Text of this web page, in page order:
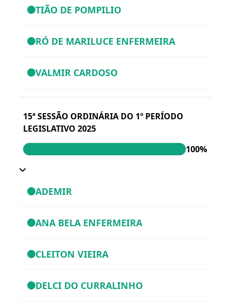
TIÃO DE POMPILIO
RÓ DE MARILUCE ENFERMEIRA
VALMIR CARDOSO
15ª SESSÃO ORDINÁRIA DO 1º PERÍODO
LEGISLATIVO 2025
100%
ADEMIR
ANA BELA ENFERMEIRA
CLEITON VIEIRA
DELCI DO CURRALINHO